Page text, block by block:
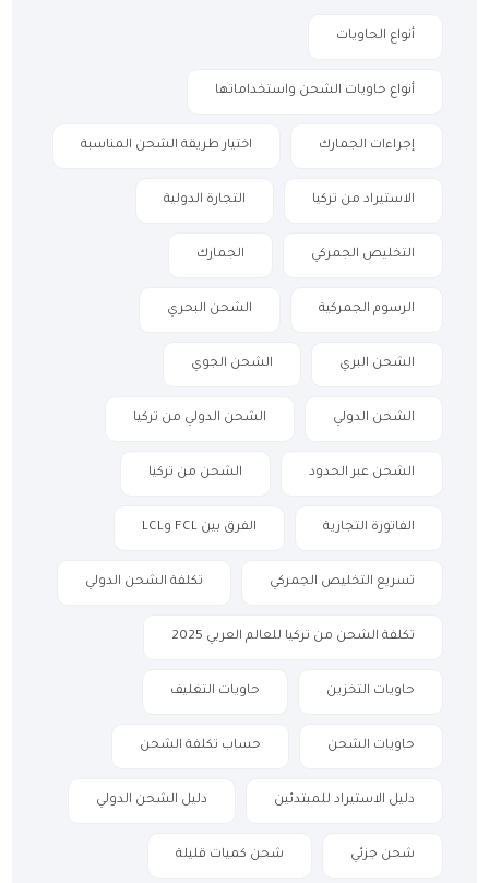
أنواع الحاويات
أنواع حاويات الشحن واستخداماتها
إجراءات الجمارك اختيار طريقة الشحن المناسبة
الاستيراد من تركيا التجارة الدولية
التخليص الجمركي الجمارك
الرسوم الجمركية الشحن البحري
الشحن البري الشحن الجوي
الشحن الدولي الشحن الدولي من تركيا
الشحن عبر الحدود الشحن من تركيا
الفاتورة التجارية الفرق بين FCL وLCL
تسريع التخليص الجمركي تكلفة الشحن الدولي
تكلفة الشحن من تركيا للعالم العربي 2025
حاويات التخزين حاويات التغليف
حاويات الشحن حساب تكلفة الشحن
دليل الاستيراد للمبتدئين دليل الشحن الدولي
شحن جزئي شحن كميات قليلة